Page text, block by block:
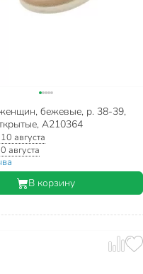
бежевые, р. 38-39,
A210364
10 августа
августа
В корзину